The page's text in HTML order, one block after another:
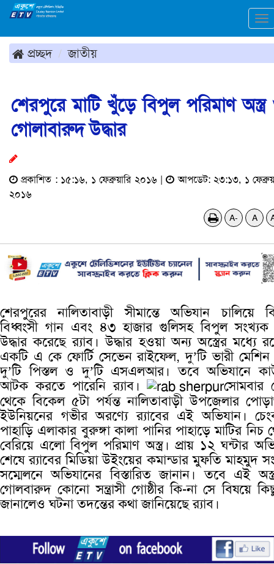
প্রচ্ছদ জাতীয়
শেরপুরে মাটি খুঁড়ে বিপুল পরিমাণ
গোলাবারুদ উদ্ধার
প্রকাশিত : ১৫:১৬, ১ ফেব্রুয়ারি ২০১৬ |
আপডেট: ২৩:১৩, ১
২০১৬
A- A
শেরপুরের নালিতাবাড়ী সীমান্তে অভিযান চালিয়ে
বিধ্বংসী গান এবং ৪৩ হাজার গুলিসহ বিপুল সংখ্যক
উদ্ধার করেছে র‌্যাব। উদ্ধার হওয়া অন্য অস্ত্রের মধ্যে
একটি এ কে ফোর্টি সেভেন রাইফেল, দু’টি ভারী মেশিন
দু’টি পিস্তল ও দু’টি এসএলআর। তবে অভিযানে
আটক করতে পারেনি র‌্যাব।
সোমবার
থেকে বিকেল ৫টা পর্যন্ত নালিতাবাড়ী উপজেলার
ইউনিয়নের গভীর অরণ্যে র‌্যাবের এই অভিযান।
পাহাড়ি এলাকার বুরুঙ্গা কালা পানির পাহাড়ে মাটির নিচ
বেরিয়ে এলো বিপুল পরিমাণ অস্ত্র। প্রায় ১২ ঘন্টার
শেষে র‌্যাবের মিডিয়া উইংয়ের কমান্ডার মুফতি মাহমুদ
সম্মেলনে অভিযানের বিস্তারিত জানান। তবে এই
গোলবারুদ কোনো সন্ত্রাসী গোষ্ঠীর কি-না সে বিষয়ে
জানালেও ঘটনা তদন্তের কথা জানিয়েছে র‌্যাব।